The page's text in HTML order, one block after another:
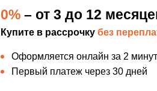
0% – от 3 до 12
Купите в рассрочку без
Оформляется онлайн за 2
Первый платеж через 30 дней